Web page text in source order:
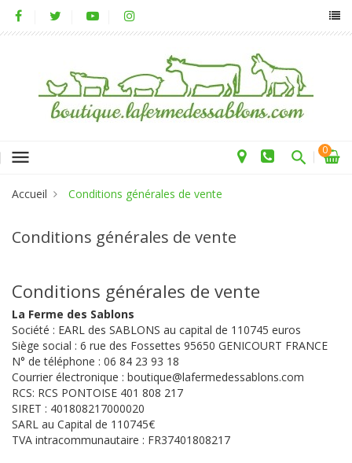
menu 0
Accueil Conditions générales de vente
Conditions générales de vente
Conditions générales de vente
La Ferme des Sablons
Société : EARL des SABLONS au capital de 110745 euros
Siège social : 6 rue des Fossettes 95650 GENICOURT FRANCE
N° de téléphone : 06 84 23 93 18
Courrier électronique : boutique@lafermedessablons.com
RCS: RCS PONTOISE 401 808 217
SIRET : 401808217000020
SARL au Capital de 110745€
TVA intracommunautaire : FR37401808217